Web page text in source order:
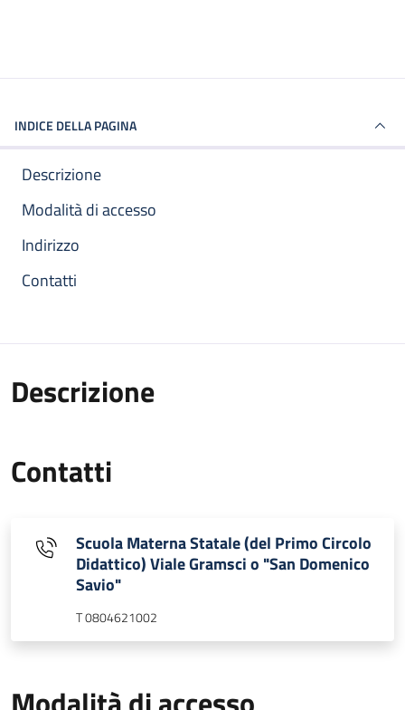
INDICE DELLA PAGINA
Descrizione
Modalità di accesso
Indirizzo
Contatti
Descrizione
Contatti
Scuola Materna Statale (del Primo Circolo
Didattico) Viale Gramsci o "San Domenico
Savio"
T 0804621002